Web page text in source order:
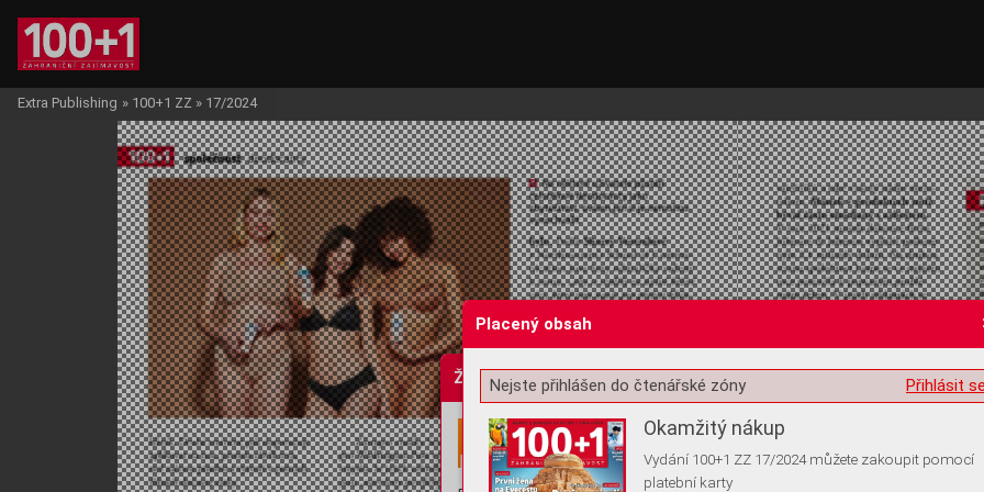
Žádost o souhlas s ukládáním volitelných informací
Extra Publishing » 100+1 ZZ » 17/2024
Placený obsah
Přihlásit
Nejste přihlášen do čtenářské zóny
Okamžitý nákup
Vydání 100+1 ZZ 17/2024 můžete zakoupit pomocí
platební karty